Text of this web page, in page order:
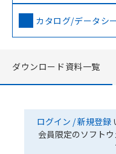
カタログ/データシ
ダウンロード資料一覧
ログイン / 新規登録
会員限定のソフト